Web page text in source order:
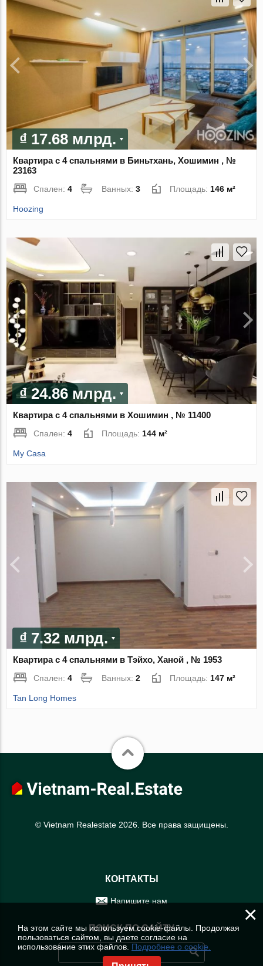
₫ 17.68 млрд.
Квартира с 4 спальнями в Биньтхань, Хошимин , №
23163
Спален:4 Ванных:3 Площадь: 146 м²
Hoozing
₫ 24.86 млрд.
Квартира с 4 спальнями в Хошимин , № 11400
Спален:4 Площадь: 144 м²
My Casa
₫ 7.32 млрд.
Квартира с 4 спальнями в Тэйхо, Ханой , № 1953
Спален:4 Ванных:2 Площадь: 147 м²
Tan Long Homes
© Vietnam Realestate 2026. Все права защищены.
КОНТАКТЫ
Напишите нам
ПОИСК ПО САЙТУ
×
На этом сайте мы используем cookie-файлы. Продолжая
пользоваться сайтом, вы даете согласие на
использование этих файлов. Подробнее о cookie.